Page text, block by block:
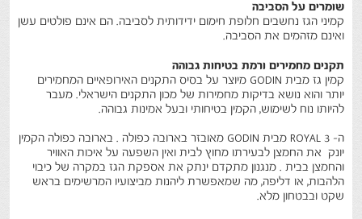
שומרים על הסביבה
קמיני הגז נחשבים חלופת חימום ידידותית לסביבה. הם אינם פולטים עשן
ואינם מזהמים את הסביבה.
תקנים מחמירים ורמת בטיחות גבוהה
קמין גז מבית GODIN מיוצר על בסיס התקנים האירופאיים המחמירים
יותר והוא נושא בדיקות מחמירות של מכון התקנים הישראלי. מעבר
להיותו נוח לשימוש, הקמין בטיחותי ובעל אמינות גבוהה.
ה- ROYAL 3 מבית GODIN מאובזר בארובה כפולה . בארובה כפולה הקמין
יונק את החמצן לבעירתו מחוץ לבית ואין השפעה על איכות האוויר
והחמצן בבית . מנגנון מתקדם ינתק את אספקת הגז במקרה של כיבוי
הלהבות, או דליפה, מה שמאפשרת ליהנות מביצועיו המרשימים בראש
שקט ובבטחון מלא.